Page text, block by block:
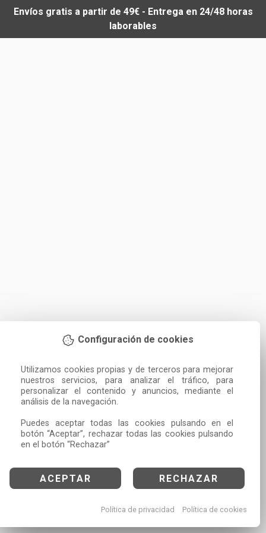
Configuración de cookies
Utilizamos cookies propias y de terceros para mejorar
nuestros servicios, para analizar el tráfico, para
personalizar el contenido y anuncios, mediante el
análisis de la navegación.
Puedes aceptar todas las cookies pulsando en el
botón “Aceptar”, rechazar todas las cookies pulsando
en el botón “Rechazar”
ACEPTAR RECHAZAR
Política de privacidad Política de cookies
Envíos gratis a partir de 49€ - Entrega en 24/48 horas
laborables